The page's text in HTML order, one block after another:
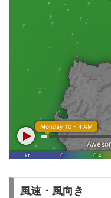
風速・風向き